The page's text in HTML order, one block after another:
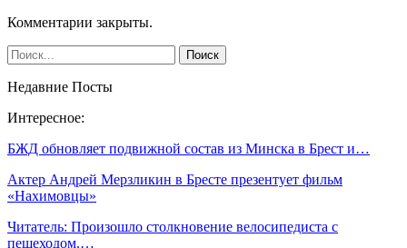
Комментарии закрыты.
Недавние Посты
Интересное:
БЖД обновляет подвижной состав из Минска в Брест и…
Актер Андрей Мерзликин в Бресте презентует фильм
«Нахимовцы»
Читатель: Произошло столкновение велосипедиста с
пешеходом.…